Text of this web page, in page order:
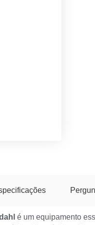
é um equipamento